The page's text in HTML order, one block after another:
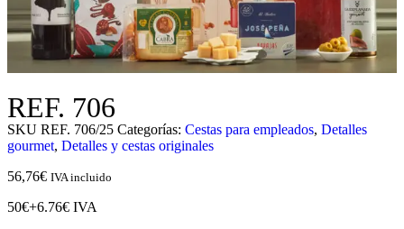
REF. 706
SKU REF. 706/25 Categorías: Cestas para empleados, Detalles
gourmet, Detalles y cestas originales
56,76€ IVA incluido
50€+6.76€ IVA